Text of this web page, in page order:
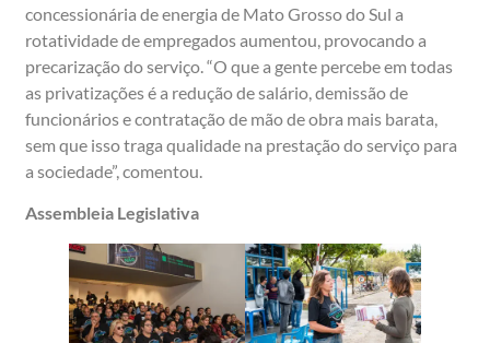
concessionária de energia de Mato Grosso do Sul a
rotatividade de empregados aumentou, provocando a
precarização do serviço. “O que a gente percebe em todas
as privatizações é a redução de salário, demissão de
funcionários e contratação de mão de obra mais barata,
sem que isso traga qualidade na prestação do serviço para
a sociedade”, comentou.
Assembleia Legislativa